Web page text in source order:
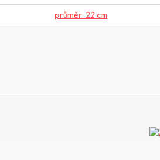
průměr: 22 cm